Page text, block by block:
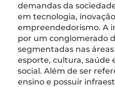
demandas da
em tecnologia,
empreendedorismo. A
por um conglomerado
segmentadas nas
esporte, cultura, saúde
social. Além de ser
ensino e possuir